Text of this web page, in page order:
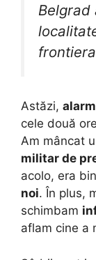
Belgrad
Astăzi,
cele două
Am mâncat
militar de
acolo, era
noi. În plus,
schimbam
aflam cine a